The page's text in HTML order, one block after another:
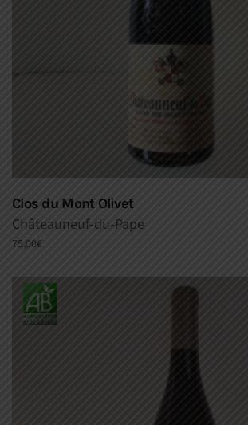
Clos du Mont Olivet
Châteauneuf-du-Pape
75,00€